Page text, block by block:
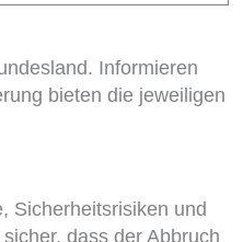
Informieren
bieten die jeweiligen
Sicherheitsrisiken und
dass der Abbruch